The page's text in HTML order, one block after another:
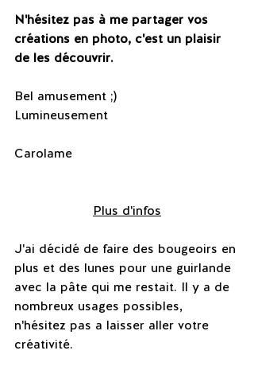
N'hésitez pas à me partager vos
créations en photo, c'est un plaisir
de les découvrir.
Bel amusement ;)
Lumineusement
Carolame
Plus d'infos
J'ai décidé de faire des bougeoirs en
plus et des lunes pour une guirlande
avec la pâte qui me restait. Il y a de
nombreux usages possibles,
n'hésitez pas a laisser aller votre
créativité.